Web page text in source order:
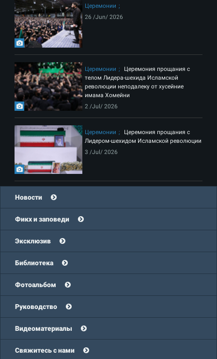
Церемонии
26 /Jun/ 2026
Церемонии
Церемония прощания с
телом Лидера-шехида Исламской
революции неподалеку от хусейние
имама Хомейни
2 /Jul/ 2026
Церемонии
Церемония прощания с
Лидером-шехидом Исламской революции
3 /Jul/ 2026
Новости
Фикх и заповеди
Эксклюзив
Библиотека
Фотоальбом
Руководство
Видеоматериалы
Свяжитесь с нами